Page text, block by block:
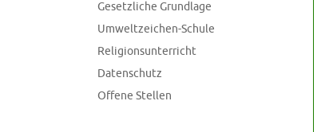
Gesetzliche Grundlage
Umweltzeichen-Schule
Religionsunterricht
Datenschutz
Offene Stellen